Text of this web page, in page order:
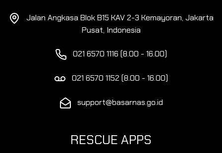
Jalan Angkasa Blok B15 KAV 2-3 Kemayoran, Jakarta
Pusat, Indonesia
021 6570 1116 (8.00 - 16.00)
021 6570 1152 (8.00 - 16.00)
support@basarnas.go.id
RESCUE APPS